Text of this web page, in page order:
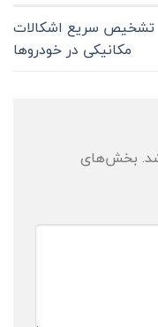
تشخیص سریع اشکالات
مکانیکی در خودروها
بخش‌های